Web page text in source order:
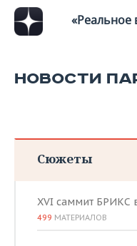
«Реальное
НОВОСТИ
Сюжеты
XVI саммит БРИКС
499 МАТЕРИАЛОВ